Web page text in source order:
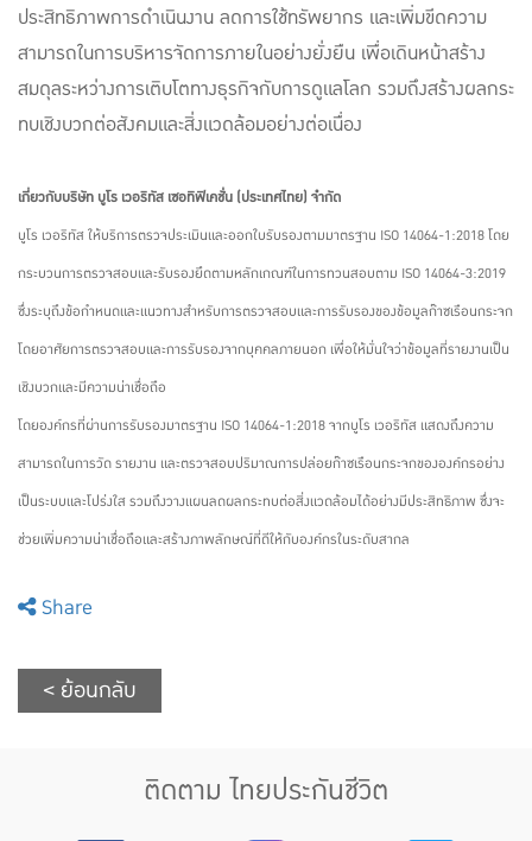
ประสิทธิภาพการดำเนินงาน ลดการใช้ทรัพยากร และเพิ่มขีดความ
สามารถในการบริหารจัดการภายในอย่างยั่งยืน เพื่อเดินหน้าสร้าง
สมดุลระหว่างการเติบโตทางธุรกิจกับการดูแลโลก รวมถึงสร้างผลกระ
ทบเชิงบวกต่อสังคมและสิ่งแวดล้อมอย่างต่อเนื่อง
เกี่ยวกับบริษัท บูโร เวอริทัส เซอทิฟิเคชั่น (ประเทศไทย) จำกัด
บูโร เวอริทัส ให้บริการตรวจประเมินและออกใบรับรองตามมาตรฐาน ISO 14064-1:2018 โดย
กระบวนการตรวจสอบและรับรองยึดตามหลักเกณฑ์ในการทวนสอบตาม ISO 14064-3:2019
ซึ่งระบุถึงข้อกำหนดและแนวทางสำหรับการตรวจสอบและการรับรองของข้อมูลก๊าซเรือนกระจก
โดยอาศัยการตรวจสอบและการรับรองจากบุคคลภายนอก เพื่อให้มั่นใจว่าข้อมูลที่รายงานเป็น
เชิงบวกและมีความน่าเชื่อถือ
โดยองค์กรที่ผ่านการรับรองมาตรฐาน ISO 14064-1:2018 จากบูโร เวอริทัส แสดงถึงความ
สามารถในการวัด รายงาน และตรวจสอบปริมาณการปล่อยก๊าซเรือนกระจกขององค์กรอย่าง
เป็นระบบและโปร่งใส รวมถึงวางแผนลดผลกระทบต่อสิ่งแวดล้อมได้อย่างมีประสิทธิภาพ ซึ่งจะ
ช่วยเพิ่มความน่าเชื่อถือและสร้างภาพลักษณ์ที่ดีให้กับองค์กรในระดับสากล
Share
< ย้อนกลับ
ติดตาม ไทยประกันชีวิต